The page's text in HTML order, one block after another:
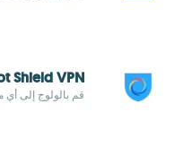
Shield VPN
قم بالولوج إلى أي